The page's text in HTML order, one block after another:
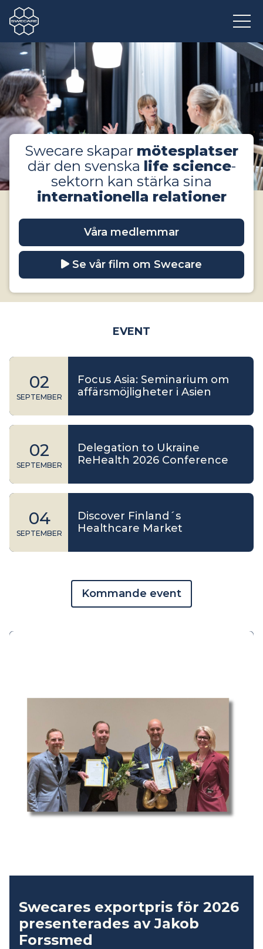
Swecare skapar mötesplatser
där den svenska life science-
sektorn kan stärka sina
internationella relationer
Våra medlemmar
Se vår film om Swecare
EVENT
02
SEPTEMBER
Focus Asia: Seminarium om
affärsmöjligheter i Asien
02
SEPTEMBER
Delegation to Ukraine
ReHealth 2026 Conference
04
SEPTEMBER
Discover Finland´s
Healthcare Market
Kommande event
Swecares exportpris för 2026
presenterades av Jakob
Forssmed